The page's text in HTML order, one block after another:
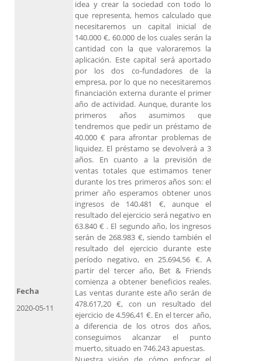
idea y crear la sociedad con todo lo
que representa, hemos calculado que
necesitaremos un capital inicial de
140.000 €, 60.000 de los cuales serán la
cantidad con la que valoraremos la
aplicación. Este capital será aportado
por los dos co-fundadores de la
empresa, por lo que no necesitaremos
financiación externa durante el primer
año de actividad. Aunque, durante los
primeros años asumimos que
tendremos que pedir un préstamo de
40.000 € para afrontar problemas de
liquidez. El préstamo se devolverá a 3
años. En cuanto a la previsión de
ventas totales que estimamos tener
durante los tres primeros años son: el
primer año esperamos obtener unos
ingresos de 140.481 €, aunque el
resultado del ejercicio será negativo en
63.840 € . El segundo año, los ingresos
serán de 268.983 €, siendo también el
resultado del ejercicio durante este
período negativo, en 25.694,56 €. A
partir del tercer año, Bet & Friends
comienza a obtener beneficios reales.
Las ventas durante este año serán de
478.617,20 €, con un resultado del
ejercicio de 4.596,41 €. En el tercer año,
a diferencia de los otros dos años,
conseguimos alcanzar el punto
muerto, situado en 746.243 apuestas.
Fecha
2020-05-11